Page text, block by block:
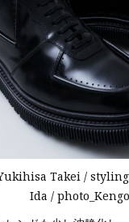
Takei /
Ida /